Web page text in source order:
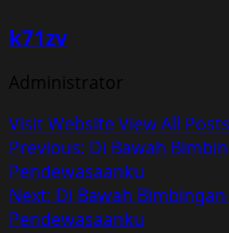
k71zv
Administrator
Visit WebsiteView All Posts
Post
navigation
Previous: Di Bawah
Pendewasaanku
Next: Di Bawah
Pendewasaanku